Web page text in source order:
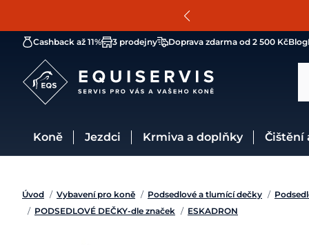
Cashback až 11% 3 prodejny Doprava zdarma od 2 500 KčBlog
Koně Jezdci Krmiva a doplňky
Úvod / Vybavení pro koně / Podsedlové a tlumící dečky /
/ PODSEDLOVÉ DEČKY-dle značek / ESKADRON